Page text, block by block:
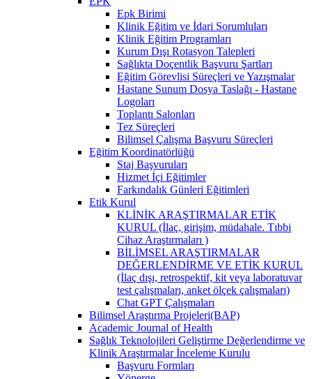
Epk Birimi
Klinik Eğitim ve İdari Sorumluları
Klinik Eğitim Programları
Kurum Dışı Rotasyon Talepleri
Sağlıkta Doçentlik Başvuru Şartları
Eğitim Görevlisi Süreçleri ve Yazışmalar
Hastane Sunum Dosya Taslağı - Hastane
Logoları
Toplantı Salonları
Tez Süreçleri
Bilimsel Çalışma Başvuru Süreçleri
Eğitim Koordinatörlüğü
Staj Başvuruları
Hizmet İçi Eğitimler
Farkındalık Günleri Eğitimleri
Etik Kurul
KLİNİK ARAŞTIRMALAR ETİK
KURUL (İlaç, girişim, müdahale. Tıbbi
Cihaz Araştırmaları )
BİLİMSEL ARAŞTIRMALAR
DEĞERLENDİRME VE ETİK KURUL
(İlaç dışı, retrospektif, kit veya laboratuvar
test çalışmaları, anket ölçek çalışmaları)
Chat GPT Çalışmaları
Bilimsel Araştırma Projeleri(BAP)
Academic Journal of Health
Sağlık Teknolojileri Geliştirme Değerlendirme ve
Klinik Araştırmalar İnceleme Kurulu
Başvuru Formları